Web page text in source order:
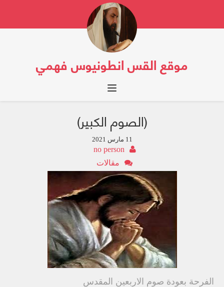
موقع القس انطونيوس فهمي
Toggle navigation
(الصوم الكبير)
11 مارس 2021
no person
مقالات
الفرحة بعودة صوم الاربعين المقدس